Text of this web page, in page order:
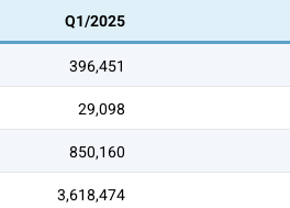
Q1/2025
396,451
29,098
850,160
3,618,474